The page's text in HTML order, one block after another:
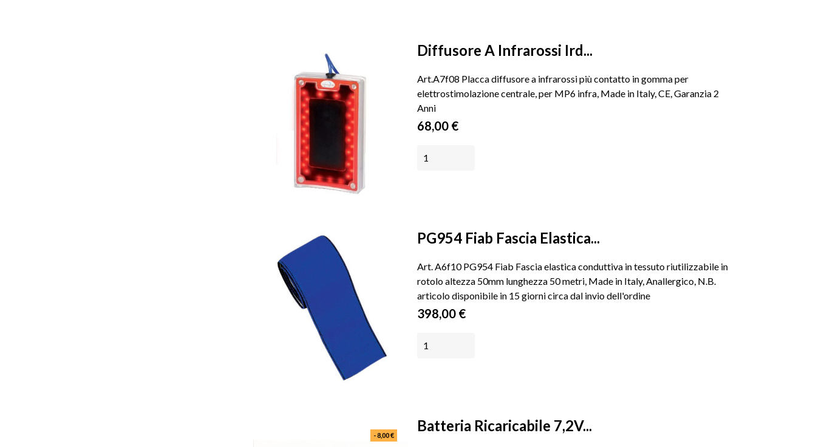
Diffusore A Infrarossi Ird...
Art.A7f08 Placca diffusore a infrarossi più contatto in gomma per
elettrostimolazione centrale, per MP6 infra, Made in Italy, CE, Garanzia 2
Anni
Prezzo
68,00 €
PG954 Fiab Fascia Elastica...
Art. A6f10 PG954 Fiab Fascia elastica conduttiva in tessuto riutilizzabile in
rotolo altezza 50mm lunghezza 50 metri, Made in Italy, Anallergico, N.B.
articolo disponibile in 15 giorni circa dal invio dell'ordine
Prezzo
398,00 €
Batteria Ricaricabile 7,2V...
- 8,00 €